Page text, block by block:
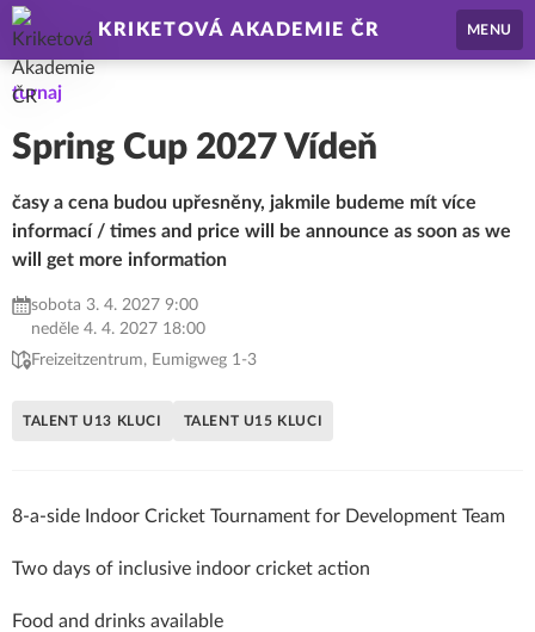
KRIKETOVÁ AKADEMIE ČR MENU
turnaj
Spring Cup 2027 Vídeň
časy a cena budou upřesněny, jakmile budeme mít více
informací / times and price will be announce as soon as we
will get more information
sobota 3. 4. 2027 9:00
neděle 4. 4. 2027 18:00
Freizeitzentrum, Eumigweg 1-3
TALENT U13 KLUCI TALENT U15 KLUCI
8-a-side Indoor Cricket Tournament for Development Team
Two days of inclusive indoor cricket action
Food and drinks available